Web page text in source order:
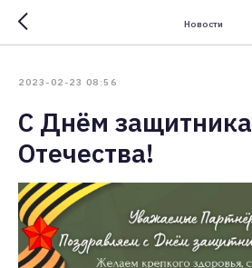
Новости
2023-02-23 08:56
С Днём защитника
Отечества!